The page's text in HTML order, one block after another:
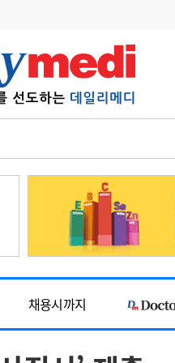
6
관리급여 실시
지필공 지원책
수련환경 개선
의과대학 입시
정책/통계 공시
~2026-08-31
채용시까지
채용시까지
~2026-08-15